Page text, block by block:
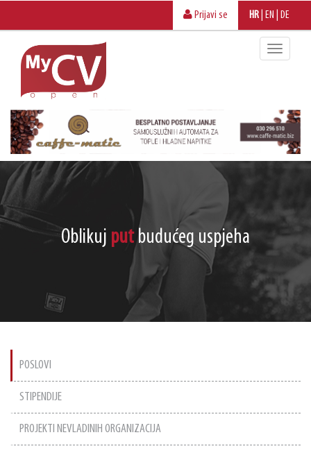
HR EN DE
Prijavi se
Oblikuj putbudućeg uspjeha
POSLOVI
STIPENDIJE
PROJEKTI NEVLADINIH ORGANIZACIJA